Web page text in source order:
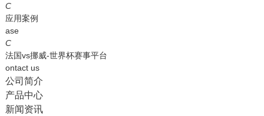
法国vs挪威-世界杯赛事平台
C
应用案例
ase
C
法国vs挪威-世界杯赛事平台
ontact us
公司简介
产品中心
新闻资讯